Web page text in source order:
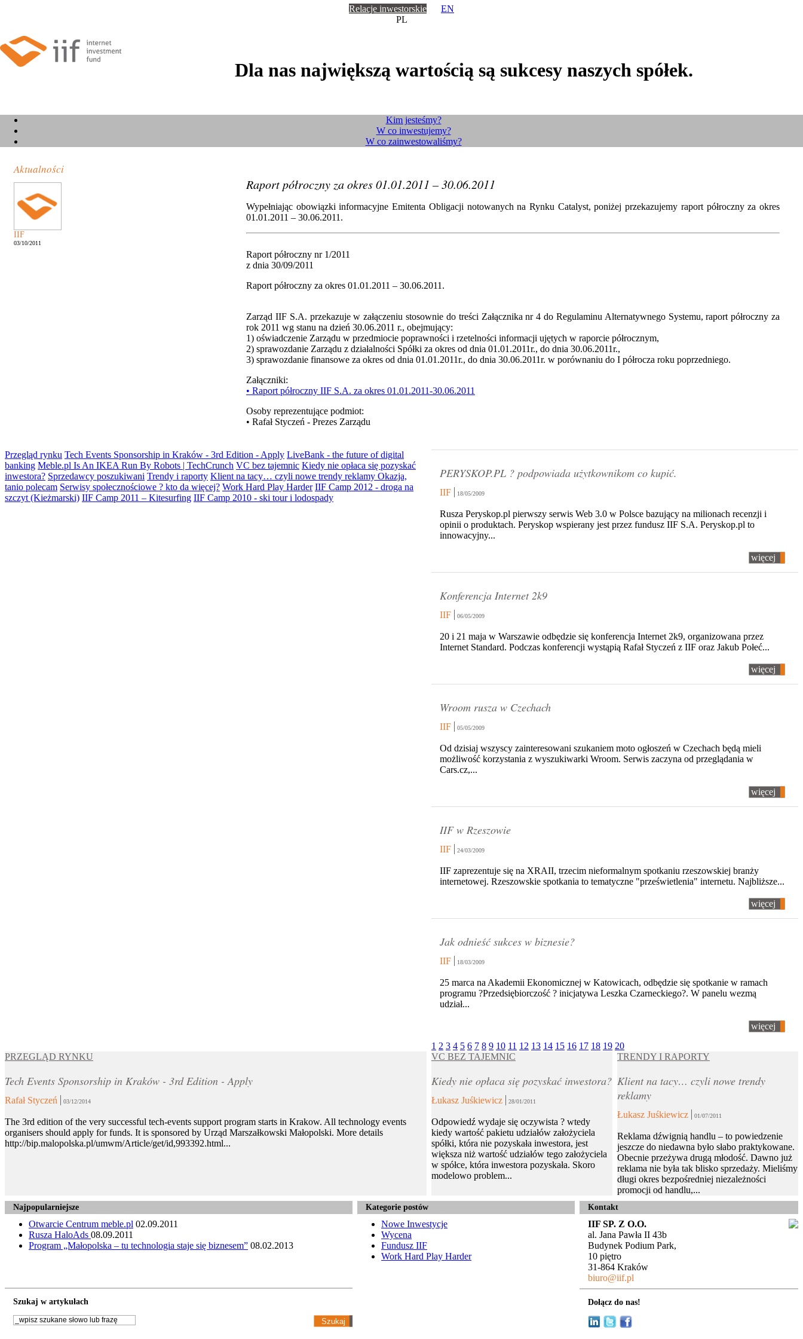
Relacje inwestorskie
EN
PL
Dla nas największą wartością są sukcesy naszych spółek.
Kim jesteśmy?
W co inwestujemy?
W co zainwestowaliśmy?
Aktualności
IIF
03/10/2011
Raport półroczny za okres 01.01.2011 – 30.06.2011
Wypełniając obowiązki informacyjne Emitenta Obligacji notowanych na Rynku Catalyst, poniżej przekazujemy raport półroczny za okres
01.01.2011 – 30.06.2011.
Raport półroczny nr 1/2011
z dnia 30/09/2011
Raport półroczny za okres 01.01.2011 – 30.06.2011.
Zarząd IIF S.A. przekazuje w załączeniu stosownie do treści Załącznika nr 4 do Regulaminu Alternatywnego Systemu, raport półroczny za
rok 2011 wg stanu na dzień 30.06.2011 r., obejmujący:
1) oświadczenie Zarządu w przedmiocie poprawności i rzetelności informacji ujętych w raporcie półrocznym,
2) sprawozdanie Zarządu z działalności Spółki za okres od dnia 01.01.2011r., do dnia 30.06.2011r.,
3) sprawozdanie finansowe za okres od dnia 01.01.2011r., do dnia 30.06.2011r. w porównaniu do I półrocza roku poprzedniego.
Załączniki:
• Raport półroczny IIF S.A. za okres 01.01.2011-30.06.2011
Osoby reprezentujące podmiot:
• Rafał Styczeń - Prezes Zarządu
Przegląd rynku Tech Events Sponsorship in Kraków - 3rd Edition - Apply LiveBank - the future of digital
banking Meble.pl Is An IKEA Run By Robots | TechCrunch VC bez tajemnic Kiedy nie opłaca się pozyskać
inwestora? Sprzedawcy poszukiwani Trendy i raporty Klient na tacy… czyli nowe trendy reklamy Okazja,
tanio polecam Serwisy społecznościowe ? kto da więcej? Work Hard Play Harder IIF Camp 2012 - droga na
szczyt (Kieżmarski) IIF Camp 2011 – Kitesurfing IIF Camp 2010 - ski tour i lodospady
PERYSKOP.PL ? podpowiada użytkownikom co kupić.
IIF 18/05/2009
Rusza Peryskop.pl pierwszy serwis Web 3.0 w Polsce bazujący na milionach recenzji i
opinii o produktach. Peryskop wspierany jest przez fundusz IIF S.A. Peryskop.pl to
innowacyjny...
więcej
Konferencja Internet 2k9
IIF 06/05/2009
20 i 21 maja w Warszawie odbędzie się konferencja Internet 2k9, organizowana przez
Internet Standard. Podczas konferencji wystąpią Rafał Styczeń z IIF oraz Jakub Połeć...
więcej
Wroom rusza w Czechach
IIF 05/05/2009
Od dzisiaj wszyscy zainteresowani szukaniem moto ogłoszeń w Czechach będą mieli
możliwość korzystania z wyszukiwarki Wroom. Serwis zaczyna od przeglądania w
Cars.cz,...
więcej
IIF w Rzeszowie
IIF 24/03/2009
IIF zaprezentuje się na XRAII, trzecim nieformalnym spotkaniu rzeszowskiej branży
internetowej. Rzeszowskie spotkania to tematyczne "prześwietlenia" internetu. Najbliższe...
więcej
Jak odnieść sukces w biznesie?
IIF 18/03/2009
25 marca na Akademii Ekonomicznej w Katowicach, odbędzie się spotkanie w ramach
programu ?Przedsiębiorczość ? inicjatywa Leszka Czarneckiego?. W panelu wezmą
udział...
więcej
1 2 3 4 5 6 7 8 9 10 11 12 13 14 15 16 17 18 19 20
PRZEGLĄD RYNKU
Tech Events Sponsorship in Kraków - 3rd Edition - Apply
Rafał Styczeń 03/12/2014
The 3rd edition of the very successful tech-events support program starts in Krakow. All technology events
organisers should apply for funds. It is sponsored by Urząd Marszałkowski Małopolski. More details
http://bip.malopolska.pl/umwm/Article/get/id,993392.html...
VC BEZ TAJEMNIC
Kiedy nie opłaca się pozyskać inwestora?
Łukasz Juśkiewicz 28/01/2011
Odpowiedź wydaje się oczywista ? wtedy
kiedy wartość pakietu udziałów założyciela
spółki, która nie pozyskała inwestora, jest
większa niż wartość udziałów tego założyciela
w spółce, która inwestora pozyskała. Skoro
modelowo problem...
TRENDY I RAPORTY
Klient na tacy… czyli nowe trendy
reklamy
Łukasz Juśkiewicz 01/07/2011
Reklama dźwignią handlu – to powiedzenie
jeszcze do niedawna było słabo praktykowane.
Obecnie przeżywa drugą młodość. Dawno już
reklama nie była tak blisko sprzedaży. Mieliśmy
długi okres bezpośredniej niezależności
promocji od handlu,...
Najpopularniejsze Kategorie postów Kontakt
Otwarcie Centrum meble.pl 02.09.2011
Rusza HaloAds 08.09.2011
Program „Małopolska – tu technologia staje się biznesem” 08.02.2013
Nowe Inwestycje
Wycena
Fundusz IIF
Work Hard Play Harder
IIF SP. Z O.O.
al. Jana Pawła II 43b
Budynek Podium Park,
10 piętro
31-864 Kraków
biuro@iif.pl
Szukaj w artykułach Dołącz do nas!